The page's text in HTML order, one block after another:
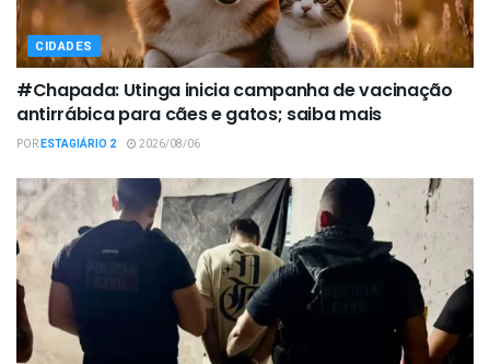
CIDADES
#Chapada: Utinga inicia campanha de vacinação
antirrábica para cães e gatos; saiba mais
PORESTAGIÁRIO 2 2026/08/06